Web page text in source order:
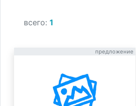
всего: 1
предложение